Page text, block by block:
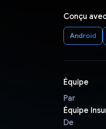
Conçu
Android
Équipe
Par
Équipe
De